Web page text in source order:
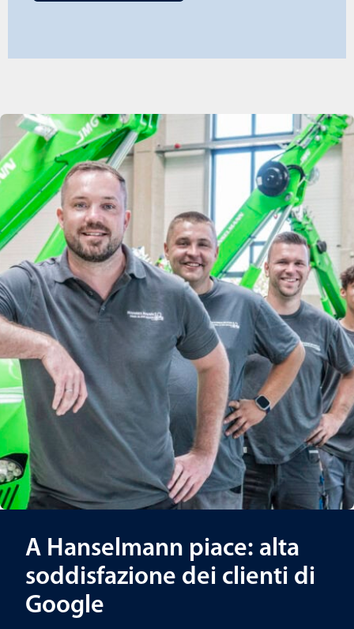
A Hanselmann piace: alta
soddisfazione dei clienti di
Google